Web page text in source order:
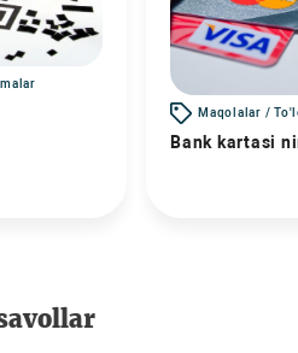
Maqolalar /
Bank kartasi